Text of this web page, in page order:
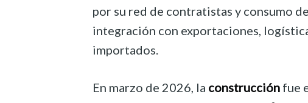
por su red de contratistas y consumo
integración con exportaciones,
importados.
En marzo de 2026, la construcción fue